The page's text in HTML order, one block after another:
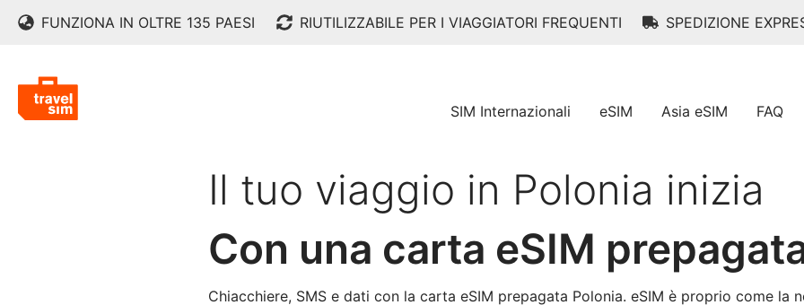
FUNZIONA IN OLTRE 135 PAESI RIUTILIZZABILE PER I VIAGGIATORI FREQUENTI SPEDIZIONE
SIM Internazionali eSIM Asia eSIM FAQ
Il tuo viaggio in Polonia inizia
Con una carta eSIM
Chiacchiere, SMS e dati con la carta eSIM prepagata Polonia. eSIM è proprio come la